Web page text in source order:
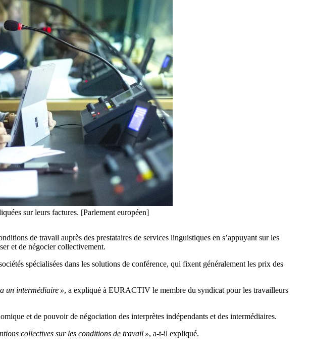
sur leurs factures. [Parlement européen]
de travail auprès des prestataires de services linguistiques en s’appuyant sur les
et de négocier collectivement.
spécialisées dans les solutions de conférence, qui fixent généralement les prix des
un intermédiaire », a expliqué à EURACTIV le membre du syndicat pour les travailleurs
et de pouvoir de négociation des interprètes indépendants et des intermédiaires.
collectives sur les conditions de travail », a-t-il expliqué.